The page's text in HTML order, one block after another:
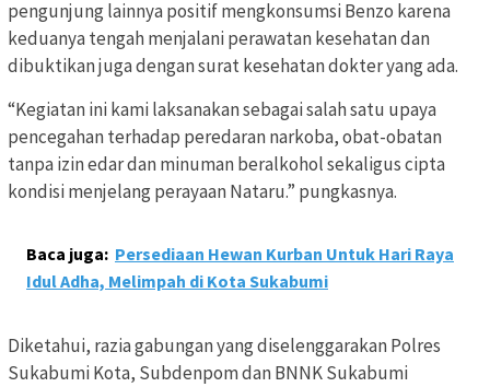
pengunjung lainnya positif mengkonsumsi Benzo karena
keduanya tengah menjalani perawatan kesehatan dan
dibuktikan juga dengan surat kesehatan dokter yang ada.
“Kegiatan ini kami laksanakan sebagai salah satu upaya
pencegahan terhadap peredaran narkoba, obat-obatan
tanpa izin edar dan minuman beralkohol sekaligus cipta
kondisi menjelang perayaan Nataru.” pungkasnya.
Baca juga: Persediaan Hewan Kurban Untuk Hari Raya
Idul Adha, Melimpah di Kota Sukabumi
Diketahui, razia gabungan yang diselenggarakan Polres
Sukabumi Kota, Subdenpom dan BNNK Sukabumi